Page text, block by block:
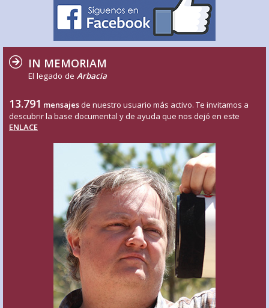
IN MEMORIAM
El legado de Arbacia
13.791 mensajes de nuestro usuario más activo. Te invitamos a
descubrir la base documental y de ayuda que nos dejó en este
ENLACE